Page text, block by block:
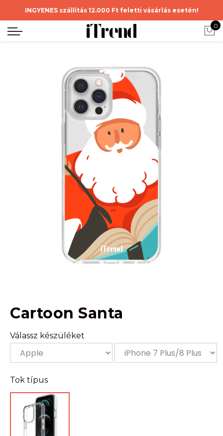
INGYENES szállítás 12.000 Ft feletti vásárlás esetén!
0
Cartoon Santa
Válassz készüléket
Tok típus